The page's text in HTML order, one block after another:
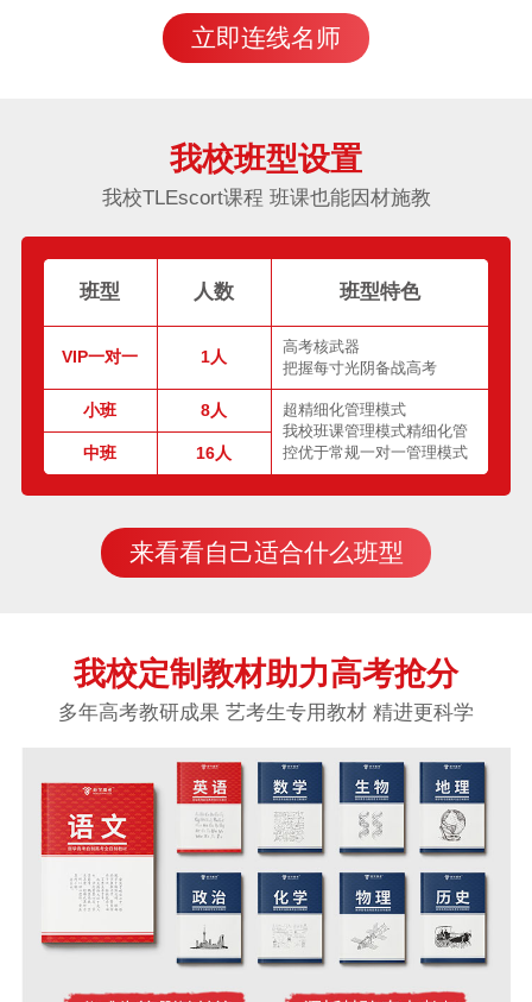
立即连线名师
我校班型设置
我校TLEscort课程 班课也能因材施教
班型 人数 班型特色
VIP一对一 1人
高考核武器
把握每寸光阴备战高考
小班 8人
超精细化管理模式
我校班课管理模式精细化管
控优于常规一对一管理模式
中班 16人
来看看自己适合什么班型
我校定制教材助力高考抢分
多年高考教研成果 艺考生专用教材 精进更科学